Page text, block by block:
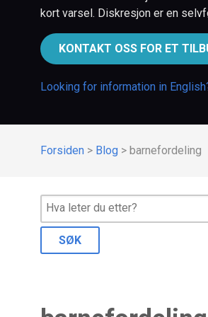
kort varsel. Diskresjon er en
KONTAKT OSS FOR ET
Looking for information in
Forsiden > Blog > barnefordeling